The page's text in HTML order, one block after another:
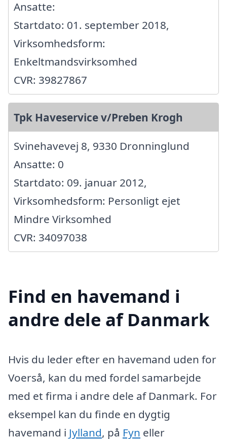
Ansatte:
Startdato: 01. september 2018,
Virksomhedsform:
Enkeltmandsvirksomhed
CVR: 39827867
Tpk Haveservice v/Preben Krogh
Svinehavevej 8, 9330 Dronninglund
Ansatte: 0
Startdato: 09. januar 2012,
Virksomhedsform: Personligt ejet
Mindre Virksomhed
CVR: 34097038
Find en havemand i
andre dele af Danmark
Hvis du leder efter en havemand uden for
Voerså, kan du med fordel samarbejde
med et firma i andre dele af Danmark. For
eksempel kan du finde en dygtig
havemand i Jylland, på Fyn eller